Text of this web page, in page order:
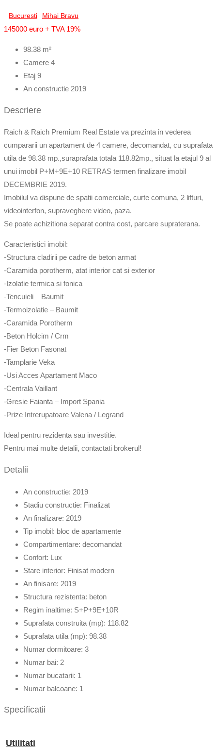
Bucuresti Mihai Bravu
145000 euro + TVA 19%
98.38 m²
Camere 4
Etaj 9
An constructie 2019
Descriere
Raich & Raich Premium Real Estate va prezinta in vederea
cumpararii un apartament de 4 camere, decomandat, cu suprafata
utila de 98.38 mp.,suraprafata totala 118.82mp., situat la etajul 9 al
unui imobil P+M+9E+10 RETRAS termen finalizare imobil
DECEMBRIE 2019.
Imobilul va dispune de spatii comerciale, curte comuna, 2 lifturi,
videointerfon, supraveghere video, paza.
Se poate achizitiona separat contra cost, parcare supraterana.
Caracteristici imobil:
-Structura cladirii pe cadre de beton armat
-Caramida porotherm, atat interior cat si exterior
-Izolatie termica si fonica
-Tencuieli – Baumit
-Termoizolatie – Baumit
-Caramida Porotherm
-Beton Holcim / Crm
-Fier Beton Fasonat
-Tamplarie Veka
-Usi Acces Apartament Maco
-Centrala Vaillant
-Gresie Faianta – Import Spania
-Prize Intrerupatoare Valena / Legrand
Ideal pentru rezidenta sau investitie.
Pentru mai multe detalii, contactati brokerul!
Detalii
An constructie: 2019
Stadiu constructie: Finalizat
An finalizare: 2019
Tip imobil: bloc de apartamente
Compartimentare: decomandat
Confort: Lux
Stare interior: Finisat modern
An finisare: 2019
Structura rezistenta: beton
Regim inaltime: S+P+9E+10R
Suprafata construita (mp): 118.82
Suprafata utila (mp): 98.38
Numar dormitoare: 3
Numar bai: 2
Numar bucatarii: 1
Numar balcoane: 1
Specificatii
Utilitati